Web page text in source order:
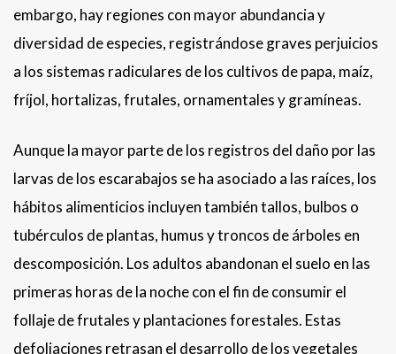
embargo, hay regiones con mayor abundancia y
diversidad de especies, registrándose graves perjuicios
a los sistemas radiculares de los cultivos de papa, maíz,
fríjol, hortalizas, frutales, ornamentales y gramíneas.
Aunque la mayor parte de los registros del daño por las
larvas de los escarabajos se ha asociado a las raíces, los
hábitos alimenticios incluyen también tallos, bulbos o
tubérculos de plantas, humus y troncos de árboles en
descomposición. Los adultos abandonan el suelo en las
primeras horas de la noche con el fin de consumir el
follaje de frutales y plantaciones forestales. Estas
defoliaciones retrasan el desarrollo de los vegetales